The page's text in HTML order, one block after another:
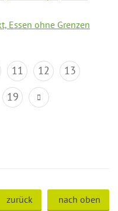
Essen ohne Grenzen
11 12
13
19
zurück nach oben